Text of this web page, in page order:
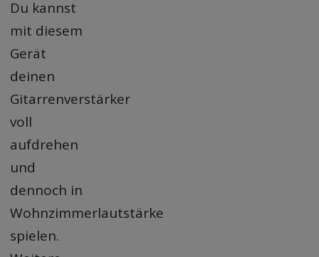
Du kannst
mit diesem
Gerät
deinen
Gitarrenverstärker
voll
aufdrehen
und
dennoch in
Wohnzimmerlautstärke
spielen.